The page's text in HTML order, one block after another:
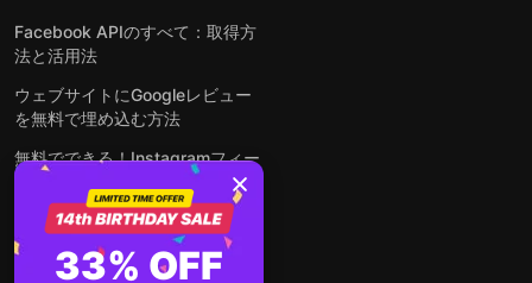
Facebook APIのすべて：取得方
法と活用法
ウェブサイトにGoogleレビュー
を無料で埋め込む方法
無料でできる！Instagramフィー
ドをウェブサイトに埋め込む方法
どんなウェブサイトにも無料でフ
ォームを埋め込む方法
33% OFF